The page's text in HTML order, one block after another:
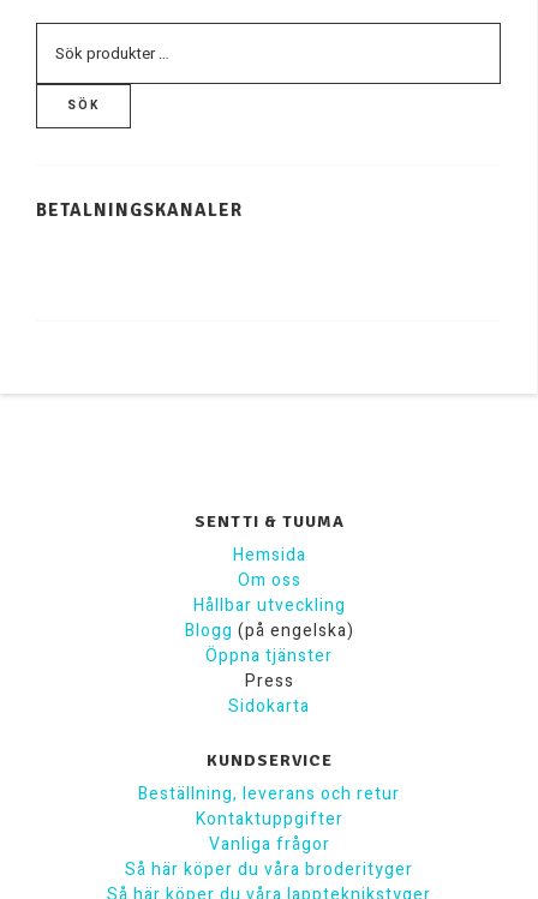
SÖK
BETALNINGSKANALER
SENTTI & TUUMA
Hemsida
Om oss
Hållbar utveckling
Blogg (på engelska)
Öppna tjänster
Press
Sidokarta
KUNDSERVICE
Beställning, leverans och retur
Kontaktuppgifter
Vanliga frågor
Så här köper du våra broderityger